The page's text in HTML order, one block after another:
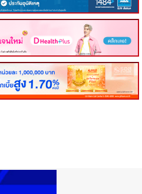
ค้า-นวัตกรรม ร่วมงาน mai FORUM
ว์ศักยภาพธุรกิจในงาน mai FORUM